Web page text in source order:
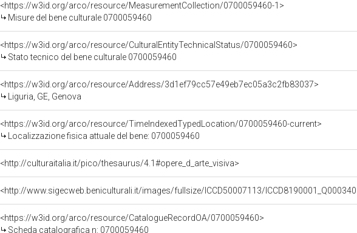
<https://w3id.org/arco/resource/MeasurementCollection/0700059460-1>
Misure del bene culturale 0700059460
<https://w3id.org/arco/resource/CulturalEntityTechnicalStatus/0700059460>
Stato tecnico del bene culturale 0700059460
<https://w3id.org/arco/resource/Address/3d1ef79cc57e49eb7ec05a3c2fb83037>
Liguria, GE, Genova
<https://w3id.org/arco/resource/TimeIndexedTypedLocation/0700059460-current>
Localizzazione fisica attuale del bene: 0700059460
<http://culturaitalia.it/pico/thesaurus/4.1#opere_d_arte_visiva>
<http://www.sigecweb.beniculturali.it/images/fullsize/ICCD50007113/
<https://w3id.org/arco/resource/CatalogueRecordOA/0700059460>
Scheda catalografica n: 0700059460